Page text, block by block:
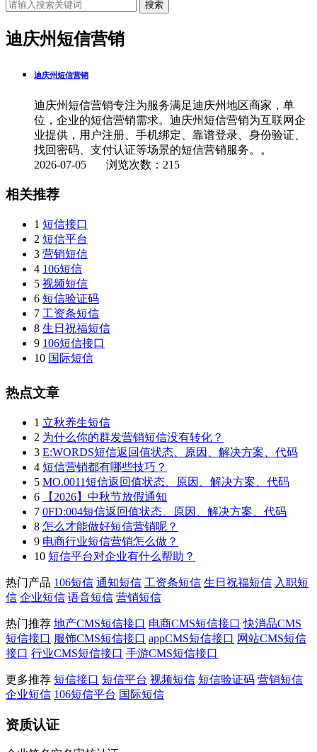
搜索
迪庆州短信营销
迪庆州短信营销
迪庆州短信营销专注为服务满足迪庆州地区商家，单
位，企业的短信营销需求。迪庆州短信营销为互联网企
业提供，用户注册、手机绑定、靠谱登录、身份验证、
找回密码、支付认证等场景的短信营销服务。。
2026-07-05 浏览次数：215
相关推荐
1 短信接口
2 短信平台
3 营销短信
4 106短信
5 视频短信
6 短信验证码
7 工资条短信
8 生日祝福短信
9 106短信接口
10 国际短信
热点文章
1 立秋养生短信
2 为什么你的群发营销短信没有转化？
3 E:WORDS短信返回值状态、原因、解决方案、代码
4 短信营销都有哪些技巧？
5 MO.0011短信返回值状态、原因、解决方案、代码
6
【2026】中秋节放假通知
7 0FD:004短信返回值状态、原因、解决方案、代码
8 怎么才能做好短信营销呢？
9 电商行业短信营销怎么做？
10 短信平台对企业有什么帮助？
热门产品 106短信 通知短信 工资条短信 生日祝福短信 入职短
信 企业短信 语音短信 营销短信
热门推荐 地产CMS短信接口 电商CMS短信接口 快消品CMS
短信接口 服饰CMS短信接口 appCMS短信接口 网站CMS短信
接口 行业CMS短信接口 手游CMS短信接口
更多推荐 短信接口 短信平台 视频短信 短信验证码 营销短信
企业短信 106短信平台 国际短信
资质认证